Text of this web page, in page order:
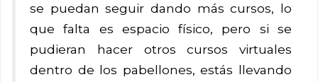
se puedan seguir dando más cursos, lo
que falta es espacio físico, pero si se
pudieran hacer otros cursos virtuales
dentro de los pabellones, estás llevando